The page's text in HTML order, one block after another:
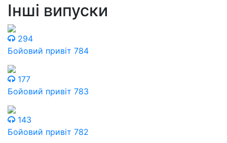
Інші випуски
294
Бойовий привіт 784
177
Бойовий привіт 783
143
Бойовий привіт 782